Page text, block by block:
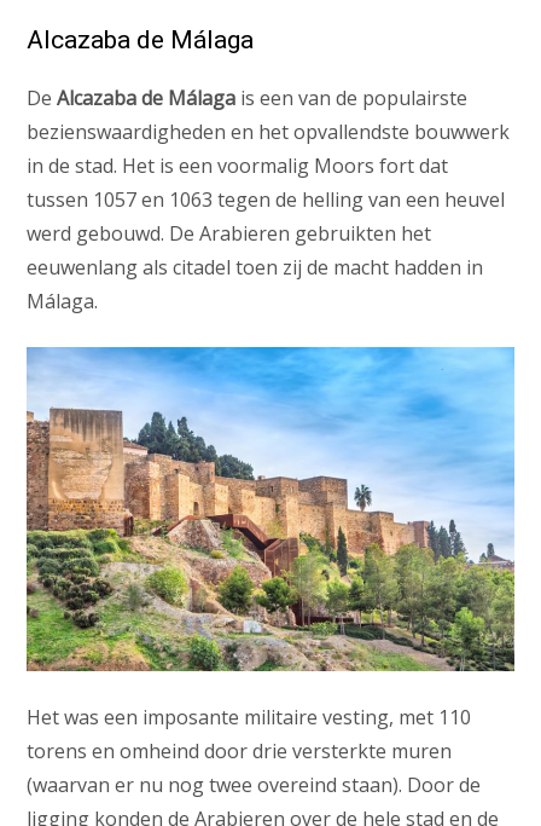
Alcazaba de Málaga
DeAlcazaba de Málaga is een van de populairste
bezienswaardigheden en het opvallendste bouwwerk
in de stad. Het is een voormalig Moors fort dat
tussen 1057 en 1063 tegen de helling van een heuvel
werd gebouwd. De Arabieren gebruikten het
eeuwenlang als citadel toen zij de macht hadden in
Málaga.
Het was een imposante militaire vesting, met 110
torens en omheind door drie versterkte muren
(waarvan er nu nog twee overeind staan). Door de
ligging konden de Arabieren over de hele stad en de